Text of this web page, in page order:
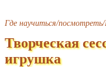
Где научиться/
Творческая
игрушка